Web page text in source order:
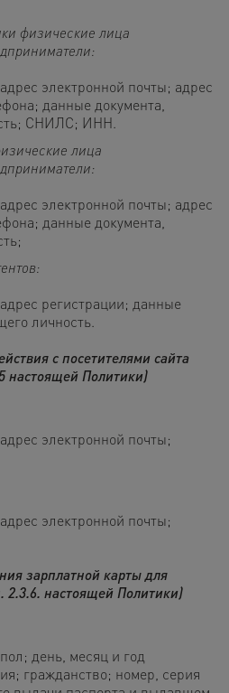
физические лица
электронной почты; адрес
данные документа,
СНИЛС; ИНН.
лица
электронной почты; адрес
данные документа,
регистрации; данные
личность.
с посетителями сайта
настоящей Политики)
электронной почты;
электронной почты;
зарплатной карты для
2.3.6. настоящей Политики)
день, месяц и год
гражданство; номер, серия